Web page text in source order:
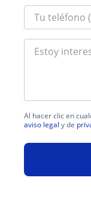
Al hacer clic en
aviso legal y de